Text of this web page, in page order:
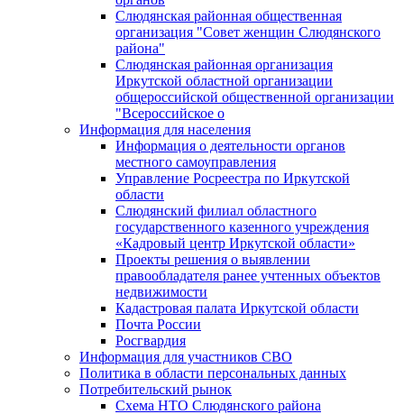
Слюдянская районная общественная
организация "Совет женщин Слюдянского
района"
Слюдянская районная организация
Иркутской областной организации
общероссийской общественной организации
"Всероссийское о
Информация для населения
Информация о деятельности органов
местного самоуправления
Управление Росреестра по Иркутской
области
Слюдянский филиал областного
государственного казенного учреждения
«Кадровый центр Иркутской области»
Проекты решения о выявлении
правообладателя ранее учтенных объектов
недвижимости
Кадастровая палата Иркутской области
Почта России
Росгвардия
Информация для участников СВО
Политика в области персональных данных
Потребительский рынок
Схема НТО Слюдянского района